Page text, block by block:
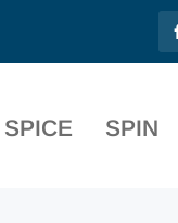
SPICE SPIN